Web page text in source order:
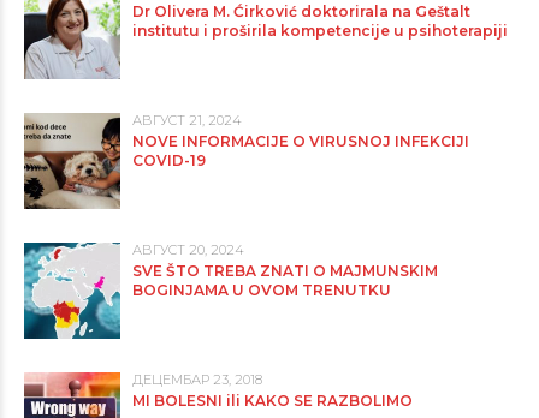
Dr Olivera M. Ćirković doktorirala na Geštalt
institutu i proširila kompetencije u psihoterapiji
АВГУСТ 21, 2024
NOVE INFORMACIJE O VIRUSNOJ INFEKCIJI
COVID-19
АВГУСТ 20, 2024
SVE ŠTO TREBA ZNATI O MAJMUNSKIM
BOGINJAMA U OVOM TRENUTKU
ДЕЦЕМБАР 23, 2018
MI BOLESNI ili KAKO SE RAZBOLIMO